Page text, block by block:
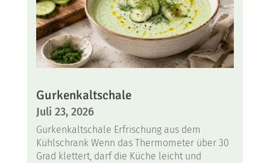
Gurkenkaltschale
Juli 23, 2026
Gurkenkaltschale Erfrischung aus dem
Kühlschrank Wenn das Thermometer über 30
Grad klettert, darf die Küche leicht und